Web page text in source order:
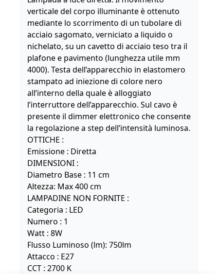
verticale del corpo illuminante è ottenuto
mediante lo scorrimento di un tubolare di
acciaio sagomato, verniciato a liquido o
nichelato, su un cavetto di acciaio teso tra il
plafone e pavimento (lunghezza utile mm
4000). Testa dell’apparecchio in elastomero
stampato ad iniezione di colore nero
all’interno della quale è alloggiato
l’interruttore dell’apparecchio. Sul cavo è
presente il dimmer elettronico che consente
la regolazione a step dell’intensità luminosa.
OTTICHE :
Emissione : Diretta
DIMENSIONI :
Diametro Base : 11 cm
Altezza: Max 400 cm
LAMPADINE NON FORNITE :
Categoria : LED
Numero : 1
Watt : 8W
Flusso Luminoso (lm): 750lm
Attacco : E27
CCT : 2700 K